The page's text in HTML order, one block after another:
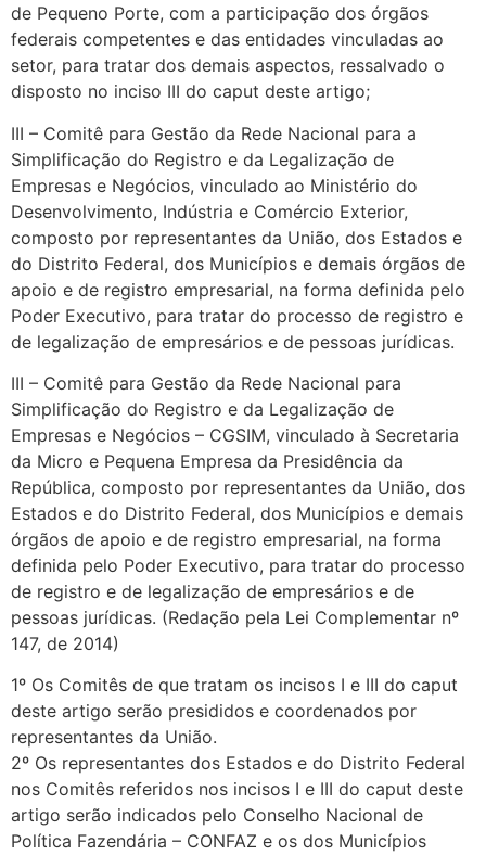
de Pequeno Porte, com a participação dos órgãos
federais competentes e das entidades vinculadas ao
setor, para tratar dos demais aspectos, ressalvado o
disposto no inciso III do caput deste artigo;
III – Comitê para Gestão da Rede Nacional para a
Simplificação do Registro e da Legalização de
Empresas e Negócios, vinculado ao Ministério do
Desenvolvimento, Indústria e Comércio Exterior,
composto por representantes da União, dos Estados e
do Distrito Federal, dos Municípios e demais órgãos de
apoio e de registro empresarial, na forma definida pelo
Poder Executivo, para tratar do processo de registro e
de legalização de empresários e de pessoas jurídicas.
III – Comitê para Gestão da Rede Nacional para
Simplificação do Registro e da Legalização de
Empresas e Negócios – CGSIM, vinculado à Secretaria
da Micro e Pequena Empresa da Presidência da
República, composto por representantes da União, dos
Estados e do Distrito Federal, dos Municípios e demais
órgãos de apoio e de registro empresarial, na forma
definida pelo Poder Executivo, para tratar do processo
de registro e de legalização de empresários e de
pessoas jurídicas. (Redação pela Lei Complementar nº
147, de 2014)
1º Os Comitês de que tratam os incisos I e III do caput
deste artigo serão presididos e coordenados por
representantes da União.
2º Os representantes dos Estados e do Distrito Federal
nos Comitês referidos nos incisos I e III do caput deste
artigo serão indicados pelo Conselho Nacional de
Política Fazendária – CONFAZ e os dos Municípios